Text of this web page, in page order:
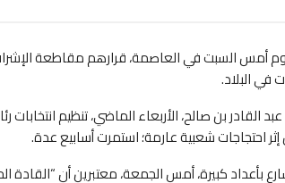
أمس السبت في العاصمة، قرارهم مقاطعة
في البلاد.
القادر بن صالح، الأربعاء الماضي، تنظيم
احتجاجات شعبية عارمة؛ استمرت أسابيع عدة.
بأعداد كبيرة، أمس الجمعة، معتبرين أن